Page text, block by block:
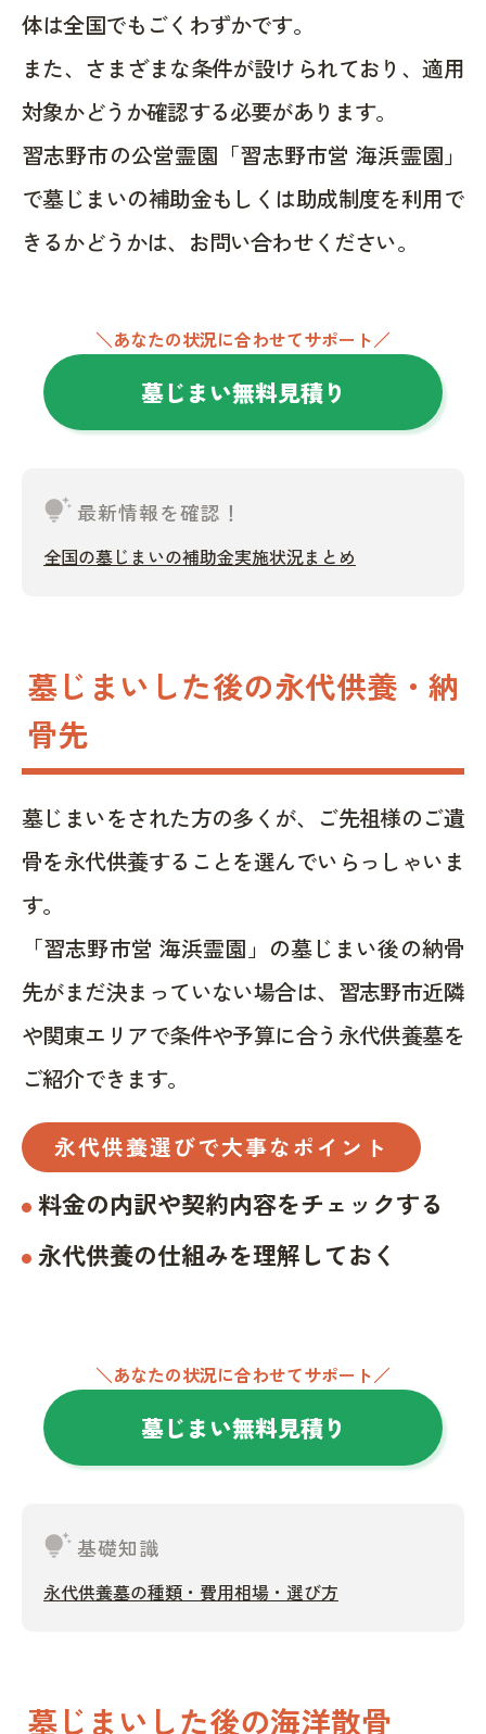
体は全国でもごくわずかです。
また、さまざまな条件が設けられており、適用
対象かどうか確認する必要があります。
習志野市の公営霊園「習志野市営 海浜霊園」
で墓じまいの補助金もしくは助成制度を利用で
きるかどうかは、お問い合わせください。
＼あなたの状況に合わせてサポート／
墓じまい無料見積り
tips_and_updates 最新情報を確認！
全国の墓じまいの補助金実施状況まとめ
墓じまいした後の永代供養・納
骨先
墓じまいをされた方の多くが、ご先祖様のご遺
骨を永代供養することを選んでいらっしゃいま
す。
「習志野市営 海浜霊園」の墓じまい後の納骨
先がまだ決まっていない場合は、習志野市近隣
や関東エリアで条件や予算に合う永代供養墓を
ご紹介できます。
永代供養選びで大事なポイント
料金の内訳や契約内容をチェックする
永代供養の仕組みを理解しておく
＼あなたの状況に合わせてサポート／
墓じまい無料見積り
tips_and_updates基礎知識
永代供養墓の種類・費用相場・選び方
墓じまいした後の海洋散骨